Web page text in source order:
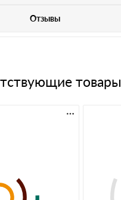
Отзывы
товары